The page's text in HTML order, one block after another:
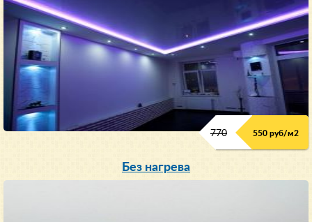
770 550 руб/м2
Без нагрева